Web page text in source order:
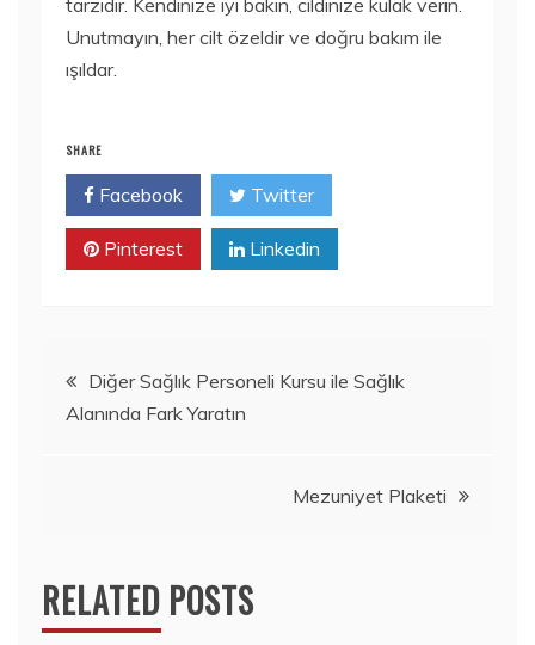
tarzıdır. Kendinize iyi bakın, cildinize kulak verin.
Unutmayın, her cilt özeldir ve doğru bakım ile
ışıldar.
SHARE
Facebook Twitter
Pinterest Linkedin
Yazı
gezinmesi
Diğer Sağlık Personeli Kursu ile Sağlık
Alanında Fark Yaratın
Mezuniyet Plaketi
RELATED POSTS